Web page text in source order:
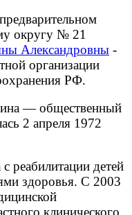
округу № 21
Александровны -
организации
РФ.
— общественный
2 апреля 1972
реабилитации детей
здоровья. С 2003